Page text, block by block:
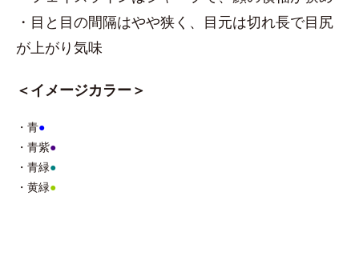
・目と目の間隔はやや狭く、目元は切れ長で目尻
が上がり気味
＜イメージカラー＞
・青●
・青紫●
・青緑●
・黄緑●